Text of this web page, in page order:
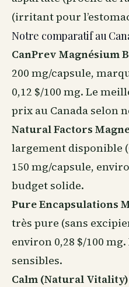
(irritant pour
Notre comparatif au
CanPrev Magnésium
200 mg/capsule,
0,12 $/100 mg. Le
prix au Canada selon
Natural Factors
largement disponible
150 mg/capsule,
budget solide.
Pure Encapsulations
très pure (sans
environ 0,28 $/100
sensibles.
Calm (Natural Vitality)